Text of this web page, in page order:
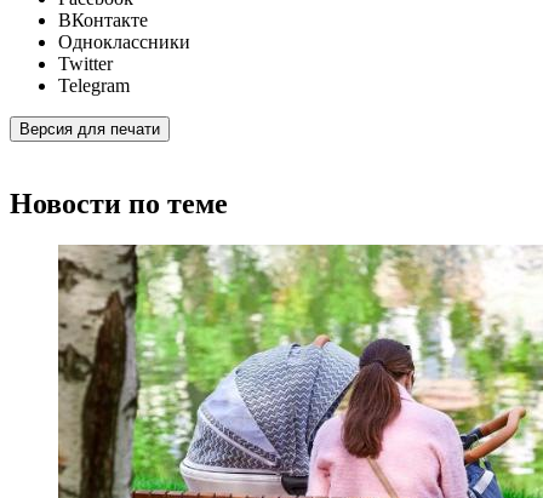
ВКонтакте
Одноклассники
Twitter
Telegram
Версия для печати
Новости по теме